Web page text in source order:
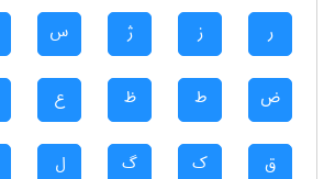
ر ز ژ س
ض ط ظ ع
ق ک گ ل